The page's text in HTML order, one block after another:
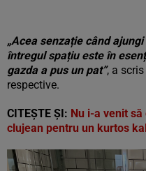
„Acea senzație când
întregul spațiu este în
gazda a pus un pat”, a
respective.
CITEȘTE ȘI: Nu i-a venit
clujean pentru un kurtos